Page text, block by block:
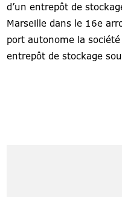
d’un entrepôt de
Marseille dans le 16e
port autonome la
entrepôt de stockage